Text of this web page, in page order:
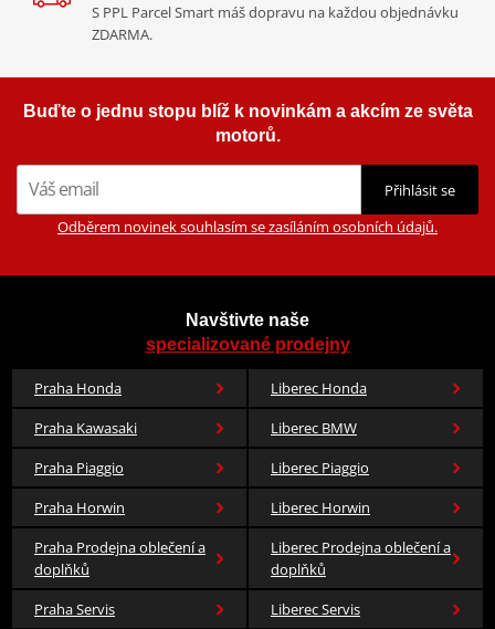
S PPL Parcel Smart máš dopravu na každou objednávku
ZDARMA.
Buďte o jednu stopu blíž k novinkám a akcím ze světa
motorů.
Přihlásit se
Odběrem novinek souhlasím se zasíláním osobních údajů.
Navštivte naše
specializované prodejny
Praha Honda
Liberec Honda
Praha Kawasaki
Liberec BMW
Praha Piaggio
Liberec Piaggio
Praha Horwin
Liberec Horwin
Praha Prodejna oblečení a
doplňků
Liberec Prodejna oblečení a
doplňků
Praha Servis
Liberec Servis